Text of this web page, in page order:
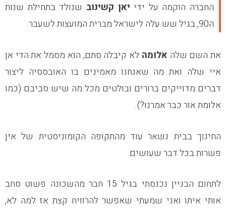
החברה הוקמה על ידי יאן קשינוב שנולד בתחילת שנות
ה90, בגיל שש עלה לישראל מברית המועצות לשעבר.
את השם שלה אלומה לא קיבלה סתם, הוא מסמל את הדי אן
איי שלה ואת מה שאנחנו מאמינים בו האובססיה ליצור
דברים מדוייקים ברורים ובולטים מכל מה שיש סביבם (כמו
אלומת אור כבר אמרנו?).
החינוך בבית נשאר עוד מהתקופה הקומוניסטית של אין
פשרות בכל דבר שעושים.
לתחום הבניין נכנסתי בגיל 15 חבר מהשכונה פשוט סחב
אותי איתו ואני שמעתי שאפשר להרוויח קצת אז למה לא,